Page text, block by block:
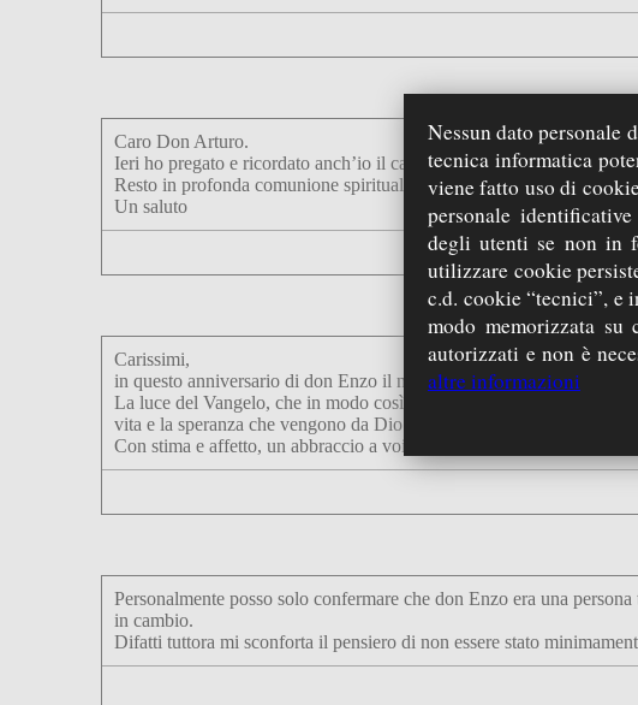
Caro Don Arturo.
Ieri ho pregato e ricordato anch’io il caro don Enzo a 25 anni dalla
Resto in profonda comunione spirituale con tutti voi comunitari
Un saluto
Carissimi,
in questo anniversario di don Enzo il nostro ricordo e la nostra
La luce del Vangelo, che in modo così trasparente lui ha saputo
vita e la speranza che vengono da Dio.
Con stima e affetto, un abbraccio a voi tutti da parte di noi tutte!
Personalmente posso solo confermare che don Enzo era una
in cambio.
Difatti tuttora mi sconforta il pensiero di non essere stato
Nessun dato personale
tecnica informatica
viene fatto uso di
personale
degli utenti se non in
utilizzare cookie
c.d. cookie “tecnici”, e
modo memorizzata
autorizzati e non è
altre informazioni